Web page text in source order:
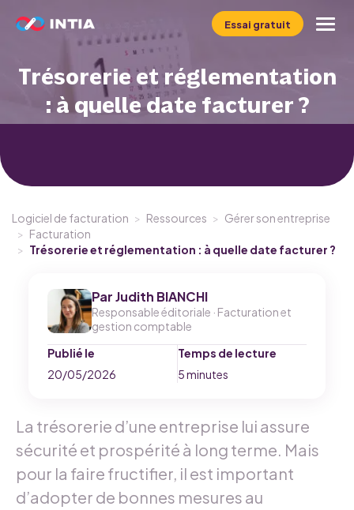
Essai gratuit
Le logiciel INFast
Profil
Tarifs
Ressources
Trésorerie et réglementation
: à quelle date facturer ?
Logiciel de facturation > Ressources > Gérer son entreprise
> Facturation
> Trésorerie et réglementation : à quelle date facturer ?
ParJudith BIANCHI
Responsable éditoriale · Facturation et
gestion comptable
Publié le
20/05/2026
Temps de lecture
5 minutes
La trésorerie d’une entreprise lui assure
sécurité et prospérité à long terme. Mais
pour la faire fructifier, il est important
d’adopter de bonnes mesures au